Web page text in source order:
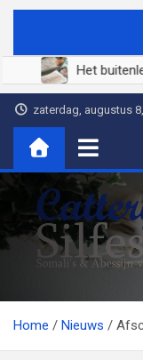
Ga
de
Juni 2026
zaterdag, augustus
Cattery
Somali's en soms
Home
Nieuws